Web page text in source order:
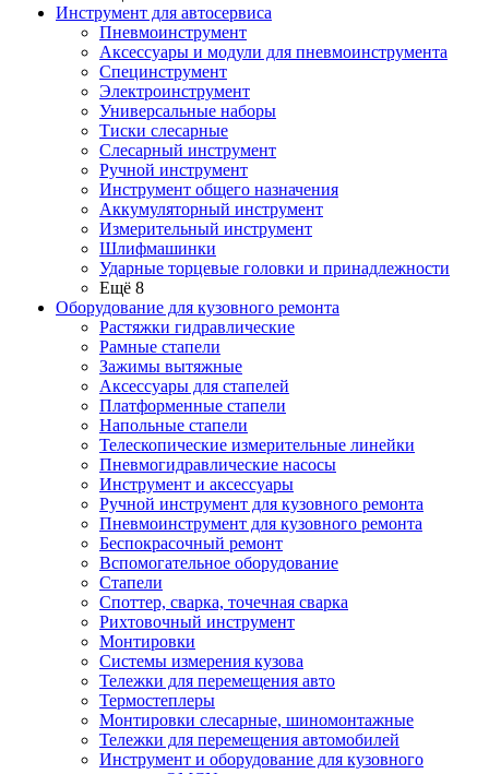
Инструмент для автосервиса
Пневмоинструмент
Аксессуары и модули для пневмоинструмента
Специнструмент
Электроинструмент
Универсальные наборы
Тиски слесарные
Слесарный инструмент
Ручной инструмент
Инструмент общего назначения
Аккумуляторный инструмент
Измерительный инструмент
Шлифмашинки
Ударные торцевые головки и принадлежности
Ещё 8
Оборудование для кузовного ремонта
Растяжки гидравлические
Рамные стапели
Зажимы вытяжные
Аксессуары для стапелей
Платформенные стапели
Напольные стапели
Телескопические измерительные линейки
Пневмогидравлические насосы
Инструмент и аксессуары
Ручной инструмент для кузовного ремонта
Пневмоинструмент для кузовного ремонта
Беспокрасочный ремонт
Вспомогательное оборудование
Стапели
Споттер, сварка, точечная сварка
Рихтовочный инструмент
Монтировки
Системы измерения кузова
Тележки для перемещения авто
Термостеплеры
Монтировки слесарные, шиномонтажные
Тележки для перемещения автомобилей
Инструмент и оборудование для кузовного